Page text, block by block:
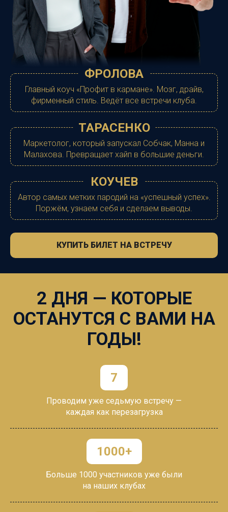
ФРОЛОВА
Главный коуч «Профит в кармане». Мозг, драйв,
фирменный стиль. Ведёт все встречи клуба.
ТАРАСЕНКО
Маркетолог, который запускал Собчак, Манна и
Малахова. Превращает хайп в большие деньги.
КОУЧЕВ
Автор самых метких пародий на «успешный успех».
Поржём, узнаем себя и сделаем выводы.
КУПИТЬ БИЛЕТ НА ВСТРЕЧУ
2 ДНЯ — КОТОРЫЕ
ОСТАНУТСЯ С ВАМИ НА
ГОДЫ!
7
Проводим уже седьмую встречу —
каждая как перезагрузка
1000+
Больше 1000 участников уже были
на наших клубах